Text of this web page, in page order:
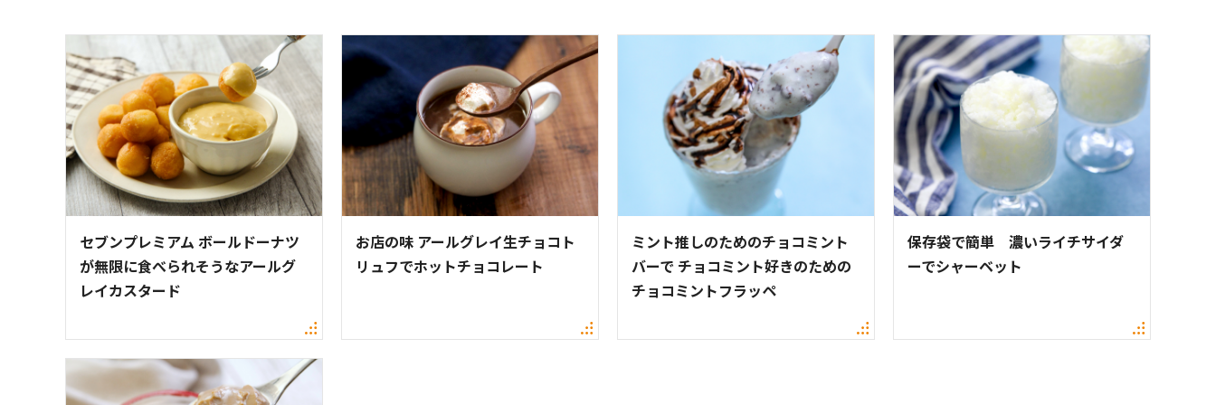
セブンプレミアム ボールドーナツ
が無限に食べられそうなアールグ
レイカスタード
お店の味 アールグレイ生チョコト
リュフでホットチョコレート
ミント推しのためのチョコミント
バーで チョコミント好きのための
チョコミントフラッペ
保存袋で簡単 濃いライチサイダ
ーでシャーベット